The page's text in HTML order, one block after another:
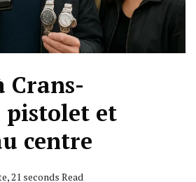
Crans-
et
centre
21 seconds Read